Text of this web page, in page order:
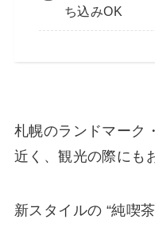
ち込みOK
札幌のランドマーク
近く、観光の際にも
新スタイルの “純喫